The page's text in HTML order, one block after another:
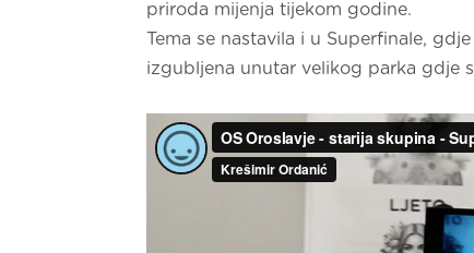
priroda mijenja tijekom godine.
Tema se nastavila i u Superfinale,
izgubljena unutar velikog parka gdje